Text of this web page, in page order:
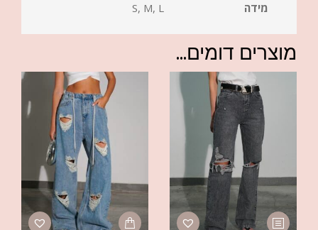
מידה S, M, L
מוצרים דומים...